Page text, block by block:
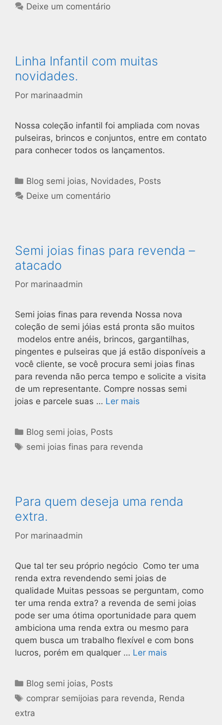
Deixe um comentário
Linha Infantil com muitas
novidades.
Por marinaadmin
Nossa coleção infantil foi ampliada com novas
pulseiras, brincos e conjuntos, entre em contato
para conhecer todos os lançamentos.
Blog semi joias, Novidades, Posts
Deixe um comentário
Semi joias finas para revenda –
atacado
Por marinaadmin
Semi joias finas para revenda Nossa nova
coleção de semi jóias está pronta são muitos
modelos entre anéis, brincos, gargantilhas,
pingentes e pulseiras que já estão disponíveis a
você cliente, se você procura semi joias finas
para revenda não perca tempo e solicite a visita
de um representante. Compre nossas semi
joias e parcele suas … Ler mais
Blog semi joias, Posts
semi joias finas para revenda
Para quem deseja uma renda
extra.
Por marinaadmin
Que tal ter seu próprio negócio Como ter uma
renda extra revendendo semi joias de
qualidade Muitas pessoas se perguntam, como
ter uma renda extra? a revenda de semi joias
pode ser uma ótima oportunidade para quem
ambiciona uma renda extra ou mesmo para
quem busca um trabalho flexível e com bons
lucros, porém em qualquer … Ler mais
Blog semi joias, Posts
comprar semijoias para revenda, Renda
extra